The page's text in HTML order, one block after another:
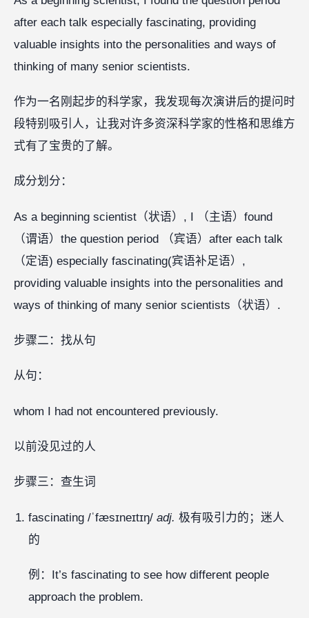
after each talk especially fascinating, providing
valuable insights into the personalities and ways of
thinking of many senior scientists.
作为一名刚起步的科学家，我发现每次演讲后的提问时
段特别吸引人，让我对许多资深科学家的性格和思维方
式有了宝贵的了解。
成分划分：
As a beginning scientist（状语）, I （主语）found
（谓语）the question period （宾语）after each talk
（定语) especially fascinating(宾语补足语）,
providing valuable insights into the personalities and
ways of thinking of many senior scientists（状语）.
步骤二：找从句
从句：
whom I had not encountered previously.
以前没见过的人
步骤三：查生词
fascinating /ˈfæsɪneɪtɪŋ/ adj. 极有吸引力的；迷人
的
例：It’s fascinating to see how different people
approach the problem.